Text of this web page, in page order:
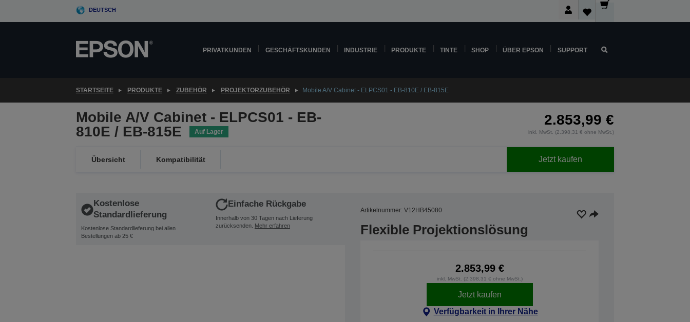
DEUTSCH
PRIVATKUNDEN GESCHÄFTSKUNDEN INDUSTRIE PRODUKTE TINTE SHOP ÜBER EPSON SUPPORT
STARTSEITE PRODUKTE ZUBEHÖR PROJEKTORZUBEHÖR Mobile A/V Cabinet - ELPCS01 - EB-810E / EB-815E
Mobile A/V Cabinet - ELPCS01 - EB-
810E / EB-815E
Auf Lager
2.853,99 €
inkl. MwSt. (2.398,31 € ohne MwSt.)
Übersicht Kompatibilität Jetzt kaufen
Kostenlose
Standardlieferung
Kostenlose Standardlieferung bei allen
Bestellungen ab 25 €
Einfache Rückgabe
Innerhalb von 30 Tagen nach Lieferung
zurücksenden. Mehr erfahren
Artikelnummer: V12HB45080
Flexible Projektionslösung
2.853,99 €
inkl. MwSt. (2.398,31 € ohne MwSt.)
Jetzt kaufen
Verfügbarkeit in Ihrer Nähe